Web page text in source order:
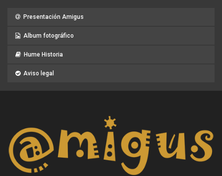
Presentación Amigus
Album fotográfico
Hume Historia
Aviso legal